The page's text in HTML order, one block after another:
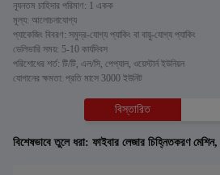
ন্যূনতম চাহিদার পরিমাণ: 1 একক
মূল্য: আলোচনাযোগ্য
প্যাকেজিং বিবরণ: সমুদ্র-যোগ্য প্যাকিং বা বায়ু-যোগ্য প্যাকিং
ডেলিভারি সময়: 5-10 কার্যদিবস
পরিশোধের শর্ত: টি/টি, এল/সি, পেপ্যাল, ওয়েস্টার্ন ইউনিয়ন
যোগানের ক্ষমতা: প্রতি মাসে 3000 ইউনিট
বিস্তারিত
বিশেষভাবে তুলে ধরা: ফাইবার লেজার চিহ্নিতকরণ মেশিন,